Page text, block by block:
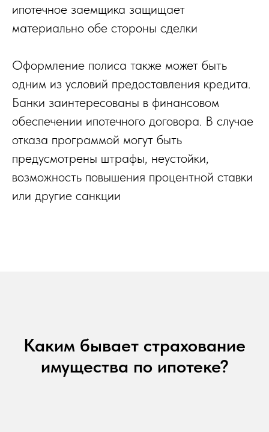
ипотечное заемщика защищает
материально обе стороны сделки
Оформление полиса также может быть
одним из условий предоставления кредита.
Банки заинтересованы в финансовом
обеспечении ипотечного договора. В случае
отказа программой могут быть
предусмотрены штрафы, неустойки,
возможность повышения процентной ставки
или другие санкции
Каким бывает страхование
имущества по ипотеке?